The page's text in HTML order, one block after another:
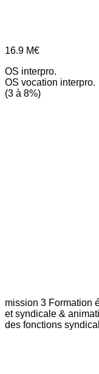
16.9 M€
OS interpro.
OS vocation interpro.
(3 à 8%)
mission 3 Formation
et syndicale &
des fonctions